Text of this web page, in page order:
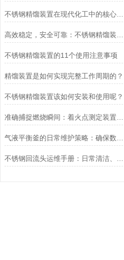
不锈钢精馏装置在现代化工中的核心角色
不锈钢精馏装置的11个使用注意事项
精馏装置是如何实现完整工作周期的？
不锈钢精馏装置该如何安装和使用呢？